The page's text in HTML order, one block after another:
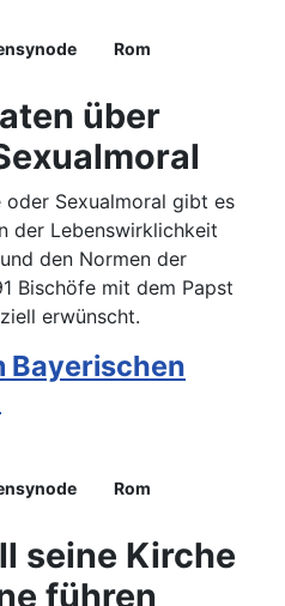
Rom
über
oder Sexualmoral gibt es
der Lebenswirklichkeit
den Normen der
Bischöfe mit dem Papst
erwünscht.
Bayerischen
Rom
seine Kirche
führen